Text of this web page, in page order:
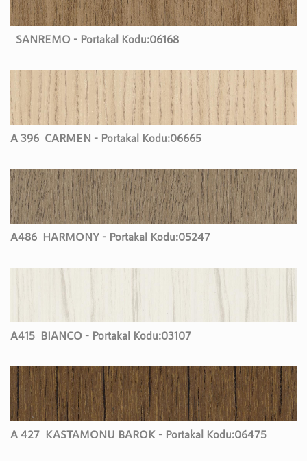
SANREMO - Portakal Kodu:06168
A 396 CARMEN - Portakal Kodu:06665
A486 HARMONY - Portakal Kodu:05247
A415 BIANCO - Portakal Kodu:03107
A 427 KASTAMONU BAROK - Portakal Kodu:06475